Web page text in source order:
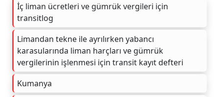
İç liman ücretleri ve gümrük vergileri için
transitlog
Limandan tekne ile ayrılırken yabancı
karasularında liman harçları ve gümrük
vergilerinin işlenmesi için transit kayıt defteri
Kumanya